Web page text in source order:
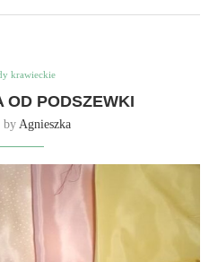
krawieckie
OD PODSZEWKI
by Agnieszka